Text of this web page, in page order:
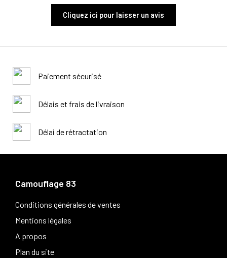
Cliquez ici pour laisser un avis
Paiement sécurisé
Délais et frais de livraison
Délai de rétractation
Camouflage 83
Conditions générales de ventes
Mentions légales
A propos
Plan du site